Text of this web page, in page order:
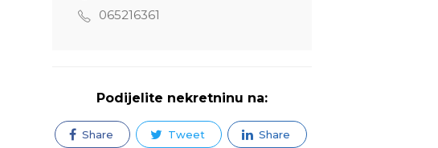
065216361
Podijelite nekretninu na:
Share Tweet Share